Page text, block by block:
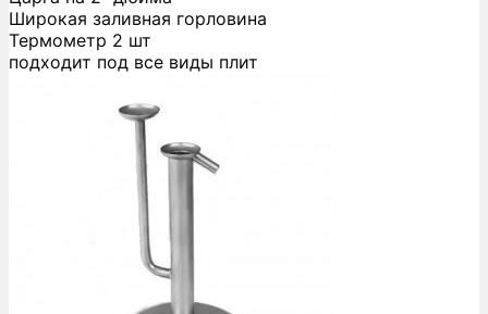
Широкая заливная горловина
Термометр 2 шт
подходит под все виды плит